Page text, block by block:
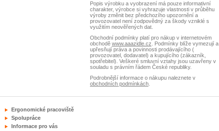
Popis výrobku a vyobrazení má pouze informativní
charakter, výrobce si vyhrazuje vlastnosti v průběhu
výroby změnit bez předchozího upozornění a
provozovatel není zodpovědný za škody vzniklé s
využitím neověřených dat.
Obchodní podmínky platí pro nákup v internetovém
obchodě www.aaazidle.cz . Podmínky blíže vymezují a
upřesňují práva a povinnosti prodávajícího (
provozovatel, dodavatel) a kupujícího (zákazník,
spotřebitel). Veškeré smluvní vztahy jsou uzavřeny v
souladu s právním řádem České republiky.
Podrobnější informace o nákupu naleznete v
obchodních podmínkách.
Ergonomické pracoviště
Spolupráce
Informace pro vás